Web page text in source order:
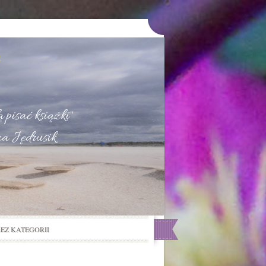
pisać książki"
Jędrusik
KATEGORII